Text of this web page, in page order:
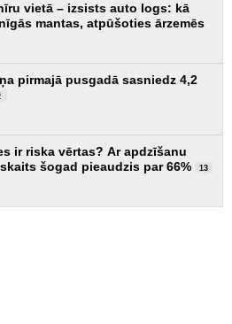
vietā – izsists auto logs: kā
mantas, atpūšoties ārzemēs
pirmajā pusgadā sasniedz 4,2
ir riska vērtas? Ar apdzīšanu
šogad pieaudzis par 66%
13